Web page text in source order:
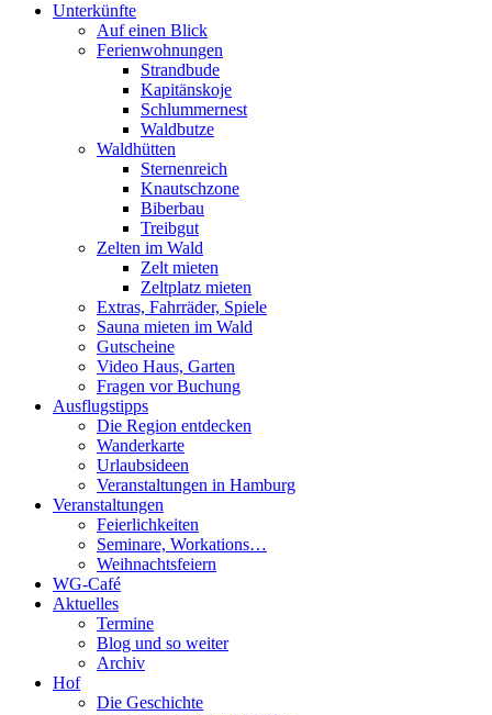
Unterkünfte
Auf einen Blick
Ferienwohnungen
Strandbude
Kapitänskoje
Schlummernest
Waldbutze
Waldhütten
Sternenreich
Knautschzone
Biberbau
Treibgut
Zelten im Wald
Zelt mieten
Zeltplatz mieten
Extras, Fahrräder, Spiele
Sauna mieten im Wald
Gutscheine
Video Haus, Garten
Fragen vor Buchung
Ausflugstipps
Die Region entdecken
Wanderkarte
Urlaubsideen
Veranstaltungen in Hamburg
Veranstaltungen
Feierlichkeiten
Seminare, Workations…
Weihnachtsfeiern
WG-Café
Aktuelles
Termine
Blog und so weiter
Archiv
Hof
Die Geschichte